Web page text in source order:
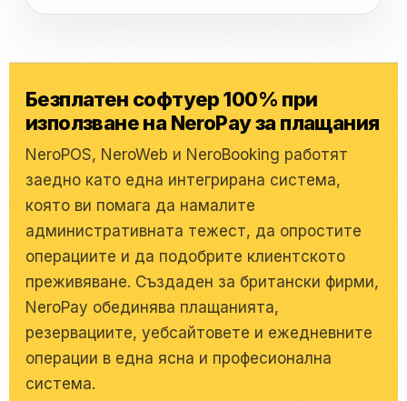
Безплатен софтуер 100% при
използване на NeroPay за плащания
NeroPOS, NeroWeb и NeroBooking работят
заедно като една интегрирана система,
която ви помага да намалите
административната тежест, да опростите
операциите и да подобрите клиентското
преживяване. Създаден за британски фирми,
NeroPay обединява плащанията,
резервациите, уебсайтовете и ежедневните
операции в една ясна и професионална
система.